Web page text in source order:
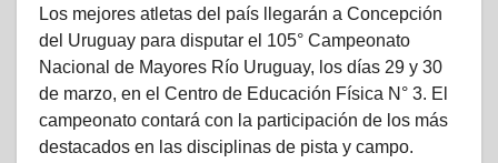
Los mejores atletas del país llegarán a Concepción
del Uruguay para disputar el 105° Campeonato
Nacional de Mayores Río Uruguay, los días 29 y 30
de marzo, en el Centro de Educación Física N° 3. El
campeonato contará con la participación de los más
destacados en las disciplinas de pista y campo.